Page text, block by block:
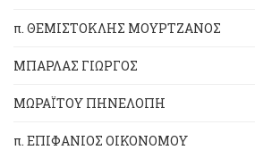
π. ΘΕΜΙΣΤΟΚΛΗΣ ΜΟΥΡΤΖΑΝΟΣ
ΜΠΑΡΛΑΣ ΓΙΩΡΓΟΣ
ΜΩΡΑΪΤΟΥ ΠΗΝΕΛΟΠΗ
π. ΕΠΙΦΑΝΙΟΣ ΟΙΚΟΝΟΜΟΥ